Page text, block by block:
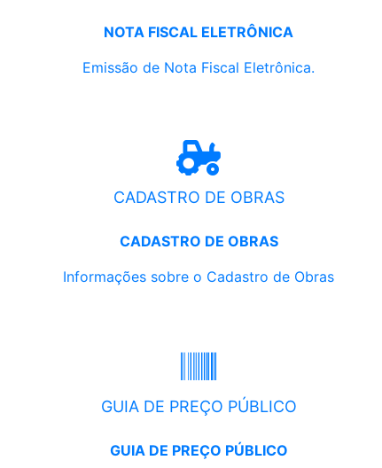
NOTA FISCAL ELETRÔNICA
Emissão de Nota Fiscal Eletrônica.
CADASTRO DE OBRAS
CADASTRO DE OBRAS
Informações sobre o Cadastro de Obras
GUIA DE PREÇO PÚBLICO
GUIA DE PREÇO PÚBLICO